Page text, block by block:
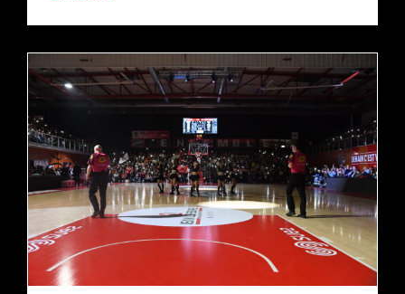
97% DE REMPLISSAGE AU COMPLEXE !
actualités interview